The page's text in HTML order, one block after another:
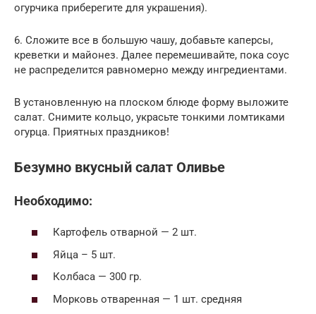
огурчика приберегите для украшения).
6. Сложите все в большую чашу, добавьте каперсы,
креветки и майонез. Далее перемешивайте, пока соус
не распределится равномерно между ингредиентами.
В установленную на плоском блюде форму выложите
салат. Снимите кольцо, украсьте тонкими ломтиками
огурца. Приятных праздников!
Безумно вкусный салат Оливье
Необходимо:
Картофель отварной — 2 шт.
Яйца – 5 шт.
Колбаса — 300 гр.
Морковь отваренная — 1 шт. средняя